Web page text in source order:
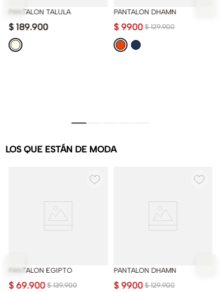
PANTALON TALULA
$ 189.900
PANTALON DHAMN
$ 129.900
$ 9900
LOS QUE ESTÁN DE MODA
PANTALON EGIPTO
$ 139.900
$ 69.900
PANTALON DHAMN
$ 129.900
$ 9900